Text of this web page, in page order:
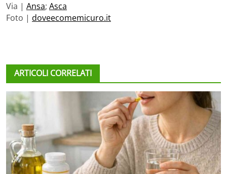
Via | Ansa; Asca
Foto | doveecomemicuro.it
ARTICOLI CORRELATI